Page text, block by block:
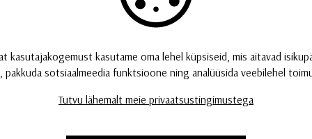
kasutajakogemust kasutame oma lehel küpsiseid, mis aitavad
pakkuda sotsiaalmeedia funktsioone ning analüüsida veebilehel
Tutvu lähemalt meie privaatsustingimustega